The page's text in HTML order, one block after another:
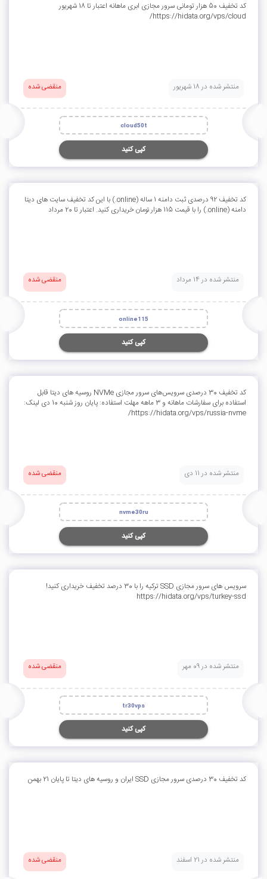
کد تخفیف 50 هزار تومانی سرور مجازی ابری ماهانه اعتبار تا 18 شهریور
https://hidata.org/vps/cloud/
منتشر شده در 18 شهریور منقضی شده
cloud50t
کپی کنید
کد تخفیف 92 درصدی ثبت دامنه 1 ساله (online.) با این کد تخفیف سایت های دیتا
دامنه (online.) را با قیمت 115 هزار تومان خریداری کنید. اعتبار تا 20 مرداد
منتشر شده در 14 مرداد منقضی شده
online115
کپی کنید
کد تخفیف 30 درصدی سرویس‌های سرور مجازی NVMe روسیه های دیتا قابل
استفاده برای سفارشات ماهانه و 3 ماهه مهلت استفاده: پایان روز شنبه 10 دی لینک:
https://hidata.org/vps/russia-nvme/
منتشر شده در 11 دی منقضی شده
nvme30ru
کپی کنید
سرویس های سرور مجازی SSD ترکیه را با 30 درصد تخفیف خریداری کنید!
https://hidata.org/vps/turkey-ssd
منتشر شده در 09 مهر منقضی شده
tr30vps
کپی کنید
کد تخفیف 30 درصدی سرور مجازی SSD ایران و روسیه های دیتا تا پایان 21 بهمن
منتشر شده در 21 اسفند منقضی شده